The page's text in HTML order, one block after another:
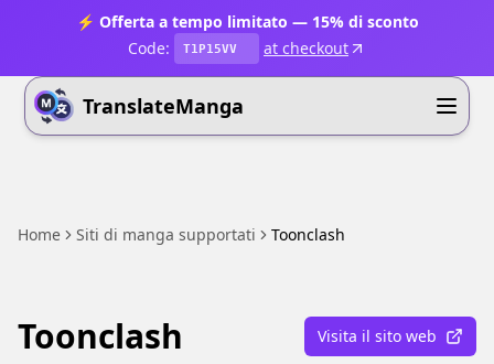
⚡ Offerta a tempo limitato — 15% di sconto
Code:
T1P15VV at checkout
TranslateManga
Home Siti di manga supportati Toonclash
Toonclash Visita il sito web